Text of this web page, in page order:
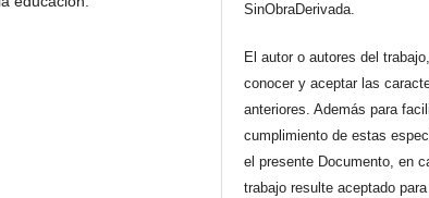
SinObraDerivada.
El autor o autores del
conocer y aceptar las
anteriores. Además para
cumplimiento de estas
el presente Documento, en
trabajo resulte aceptado